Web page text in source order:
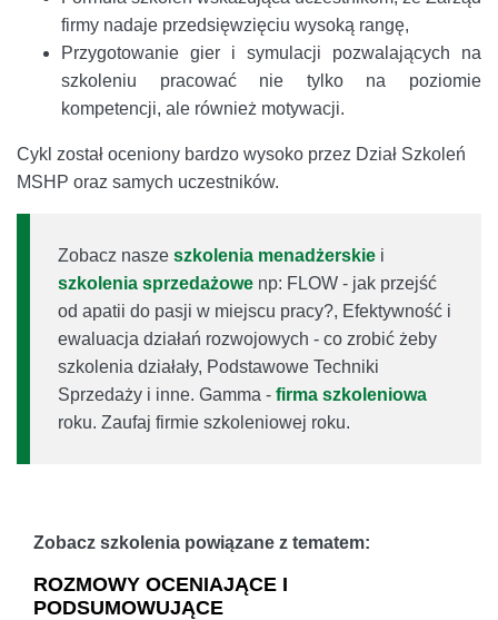
firmy nadaje przedsięwzięciu wysoką rangę,
Przygotowanie gier i symulacji pozwalających na
szkoleniu pracować nie tylko na poziomie
kompetencji, ale również motywacji.
Cykl został oceniony bardzo wysoko przez Dział Szkoleń
MSHP oraz samych uczestników.
Zobacz nasze szkolenia menadżerskie i
szkolenia sprzedażowe np: FLOW - jak przejść
od apatii do pasji w miejscu pracy?, Efektywność i
ewaluacja działań rozwojowych - co zrobić żeby
szkolenia działały, Podstawowe Techniki
Sprzedaży i inne. Gamma - firma szkoleniowa
roku. Zaufaj firmie szkoleniowej roku.
Zobacz szkolenia powiązane z tematem:
ROZMOWY OCENIAJĄCE I
PODSUMOWUJĄCE